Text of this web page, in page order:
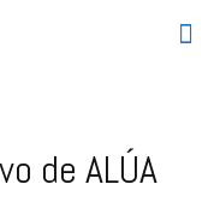
de ALÚA